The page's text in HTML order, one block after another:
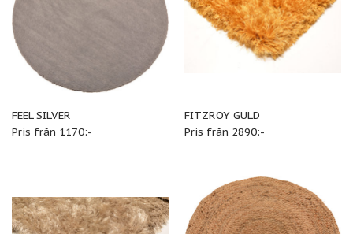
FEEL SILVER
Pris från 1170:-
FITZROY GULD
Pris från 2890:-